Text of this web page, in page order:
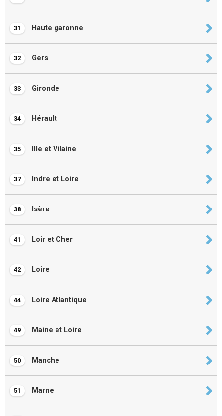
31 Haute garonne
32 Gers
33 Gironde
34 Hérault
35 Ille et Vilaine
37 Indre et Loire
38 Isère
41 Loir et Cher
42 Loire
44 Loire Atlantique
49 Maine et Loire
50 Manche
51 Marne